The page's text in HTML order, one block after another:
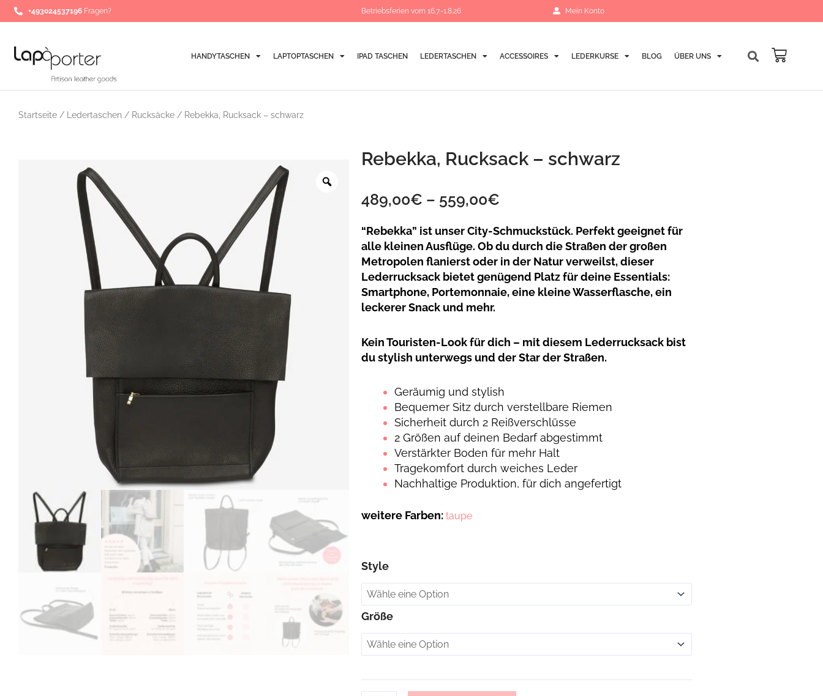
Zum
Inhalt
+493024537196 Fragen? Betriebsferien vom 16.7.-1.8.26 Mein Konto
HANDYTASCHEN LAPTOPTASCHEN IPAD TASCHEN LEDERTASCHEN ACCESSOIRES LEDERKURSE BLOG ÜBER UNS
Startseite / Ledertaschen / Rucksäcke / Rebekka, Rucksack – schwarz
Rebekka, Rucksack – schwarz
489,00€ – 559,00€
“Rebekka” ist unser City-Schmuckstück. Perfekt geeignet für
alle kleinen Ausflüge. Ob du durch die Straßen der großen
Metropolen flanierst oder in der Natur verweilst, dieser
Lederrucksack bietet genügend Platz für deine Essentials:
Smartphone, Portemonnaie, eine kleine Wasserflasche, ein
leckerer Snack und mehr.
Kein Touristen-Look für dich – mit diesem Lederrucksack bist
du stylish unterwegs und der Star der Straßen.
Geräumig und stylish
Bequemer Sitz durch verstellbare Riemen
Sicherheit durch 2 Reißverschlüsse
2 Größen auf deinen Bedarf abgestimmt
Verstärkter Boden für mehr Halt
Tragekomfort durch weiches Leder
Nachhaltige Produktion, für dich angefertigt
weitere Farben: taupe
Style
Größe
Rebekka,
Rucksack
schwarz
Menge